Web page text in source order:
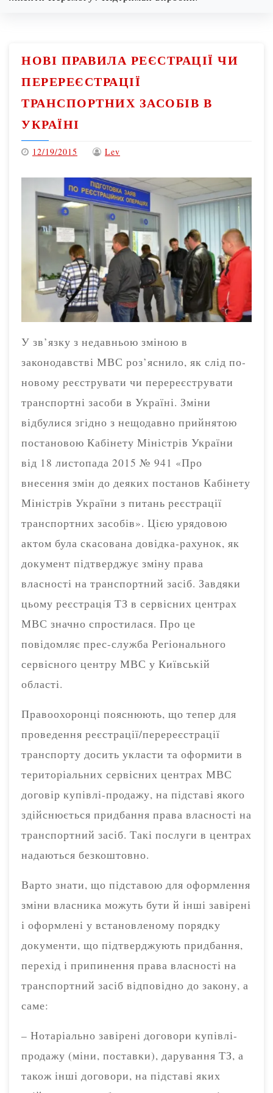
НОВІ ПРАВИЛА РЕЄСТРАЦІЇ ЧИ
ПЕРЕРЕЄСТРАЦІЇ
ТРАНСПОРТНИХ ЗАСОБІВ В
УКРАЇНІ
12/19/2015 Lev
У зв’язку з недавньою зміною в
законодавстві МВС роз’яснило, як слід по-
новому реєструвати чи перереєструвати
транспортні засоби в Україні. Зміни
відбулися згідно з нещодавно прийнятою
постановою Кабінету Міністрів України
від 18 листопада 2015 № 941 «Про
внесення змін до деяких постанов Кабінету
Міністрів України з питань реєстрації
транспортних засобів». Цією урядовою
актом була скасована довідка-рахунок, як
документ підтверджує зміну права
власності на транспортний засіб. Завдяки
цьому реєстрація ТЗ в сервісних центрах
МВС значно спростилася. Про це
повідомляє прес-служба Регіонального
сервісного центру МВС у Київській
області.
Правоохоронці пояснюють, що тепер для
проведення реєстрації/перереєстрації
транспорту досить укласти та оформити в
територіальних сервісних центрах МВС
договір купівлі-продажу, на підставі якого
здійснюється придбання права власності на
транспортний засіб. Такі послуги в центрах
надаються безкоштовно.
Варто знати, що підставою для оформлення
зміни власника можуть бути й інші завірені
і оформлені у встановленому порядку
документи, що підтверджують придбання,
перехід і припинення права власності на
транспортний засіб відповідно до закону, а
саме:
– Нотаріально завірені договори купівлі-
продажу (міни, поставки), дарування ТЗ, а
також інші договори, на підставі яких